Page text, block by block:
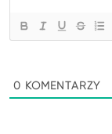
0 KOMENTARZY